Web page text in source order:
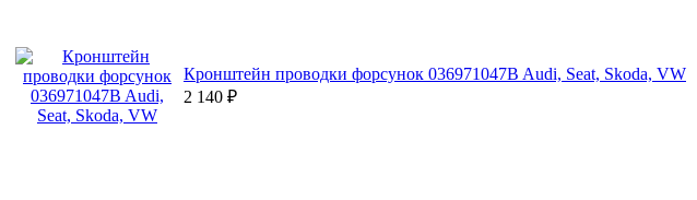
Кронштейн проводки форсунок 036971047B Audi, Seat, Skoda, VW
2 140 ₽